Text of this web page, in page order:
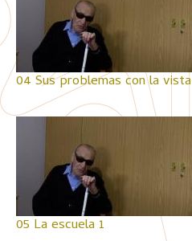
04 Sus problemas con la vista
05 La escuela 1